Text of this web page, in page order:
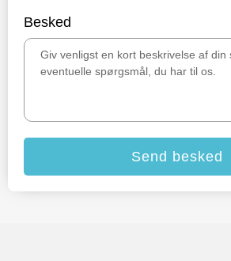
Besked
Send besked